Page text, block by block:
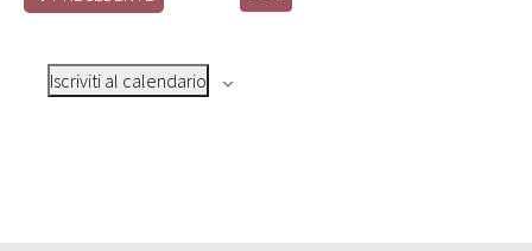
Iscriviti al calendario